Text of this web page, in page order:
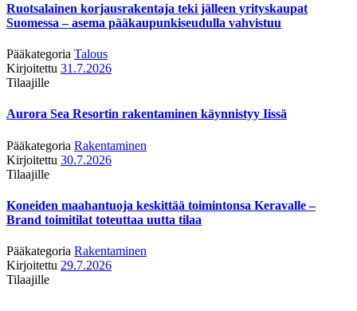
Ruotsalainen korjausrakentaja teki jälleen yrityskaupat
Suomessa – asema pääkaupunkiseudulla vahvistuu
Pääkategoria Talous
Kirjoitettu 31.7.2026
Tilaajille
Aurora Sea Resortin rakentaminen käynnistyy Iissä
Pääkategoria Rakentaminen
Kirjoitettu 30.7.2026
Tilaajille
Koneiden maahantuoja keskittää toimintonsa Keravalle –
Brand toimitilat toteuttaa uutta tilaa
Pääkategoria Rakentaminen
Kirjoitettu 29.7.2026
Tilaajille